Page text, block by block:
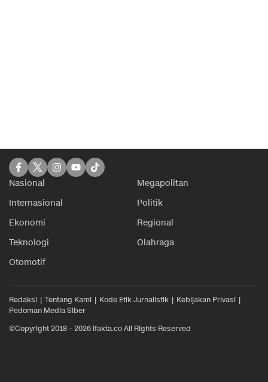
Nasional
Megapolitan
Internasional
Politik
Ekonomi
Regional
Teknologi
Olahraga
Otomotif
Redaksi Tentang Kami Kode Etik Jurnalistik
Kebijakan Privasi
Pedoman Media Siber
©Copyright 2018 – 2026 ifakta.co All Rights Reserved